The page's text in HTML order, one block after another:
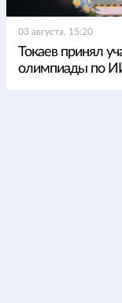
03 августа, 15:20
Токаев принял
олимпиады по